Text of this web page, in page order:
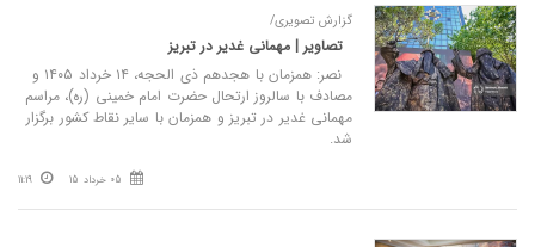
گزارش تصویری/
تصاویر | مهمانی غدیر در تبریز
نصر: همزمان با هجدهم ذی‌ الحجه، ۱۴ خرداد ۱۴۰۵ و
مصادف با سالروز ارتحال حضرت امام خمینی (ره)، مراسم
مهمانی غدیر در تبریز و همزمان با سایر نقاط کشور برگزار
شد.
05 خرداد 15 11:19